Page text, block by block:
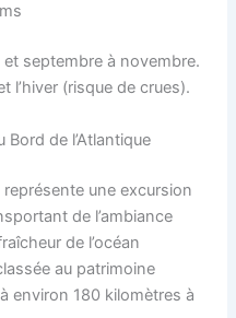
et septembre à novembre.
l’hiver (risque de crues).
Bord de l’Atlantique
représente une excursion
de l’ambiance
de l’océan
au patrimoine
environ 180 kilomètres à